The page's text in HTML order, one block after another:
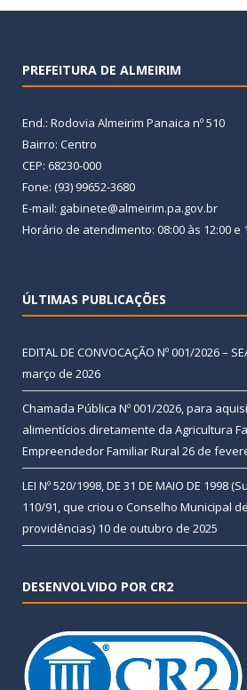
PREFEITURA DE ALMEIRIM
End.: Rodovia Almeirim Panaica nº 510
Bairro: Centro
CEP: 68230-000
Fone: (93) 99652-3680
E-mail: gabinete@almeirim.pa.gov.br
Horário de atendimento: 08:00 às 12:00 e
ÚLTIMAS PUBLICAÇÕES
EDITAL DE CONVOCAÇÃO Nº 001/2026 –
março de 2026
Chamada Pública Nº 001/2026, para
alimentícios diretamente da Agricultura
Empreendedor Familiar Rural 26 de
LEI Nº 520/1998, DE 31 DE MAIO DE 1998
110/91, que criou o Conselho Municipal
providências) 10 de outubro de 2025
DESENVOLVIDO POR CR2